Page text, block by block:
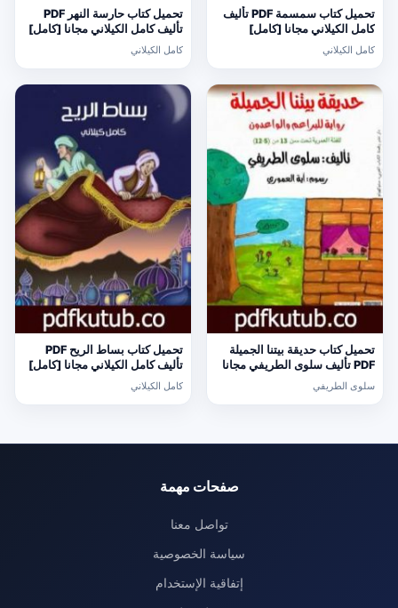
تحميل كتاب سمسمة PDF تأليف
كامل الكيلاني مجانا [كامل]
كامل الكيلاني
تحميل كتاب حارسة النهر PDF
تأليف كامل الكيلاني مجانا [كامل]
كامل الكيلاني
تحميل كتاب حديقة بيتنا الجميلة
PDF تأليف سلوى الطريفي مجانا
[كامل]
سلوى الطريفي
تحميل كتاب بساط الريح PDF
تأليف كامل الكيلاني مجانا [كامل]
كامل الكيلاني
صفحات مهمة
تواصل معنا
سياسة الخصوصية
إتفاقية الإستخدام